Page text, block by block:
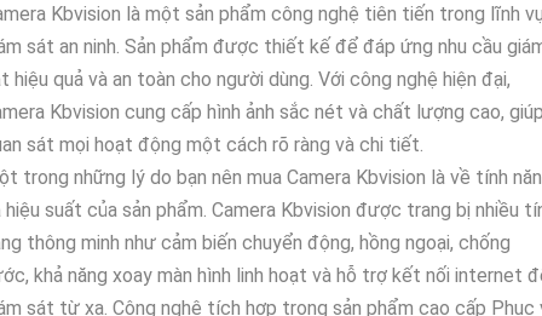
Kbvision là một sản phẩm công nghệ tiên tiến trong lĩnh
sát an ninh. Sản phẩm được thiết kế để đáp ứng nhu cầu
hiệu quả và an toàn cho người dùng. Với công nghệ hiện đại,
Kbvision cung cấp hình ảnh sắc nét và chất lượng cao,
sát mọi hoạt động một cách rõ ràng và chi tiết.
trong những lý do bạn nên mua Camera Kbvision là về tính
hiệu suất của sản phẩm. Camera Kbvision được trang bị nhiều
thông minh như cảm biến chuyển động, hồng ngoại, chống
khả năng xoay màn hình linh hoạt và hỗ trợ kết nối internet
sát từ xa. Cộng nghệ tích hợp trong sản phẩm cao cấp Phục